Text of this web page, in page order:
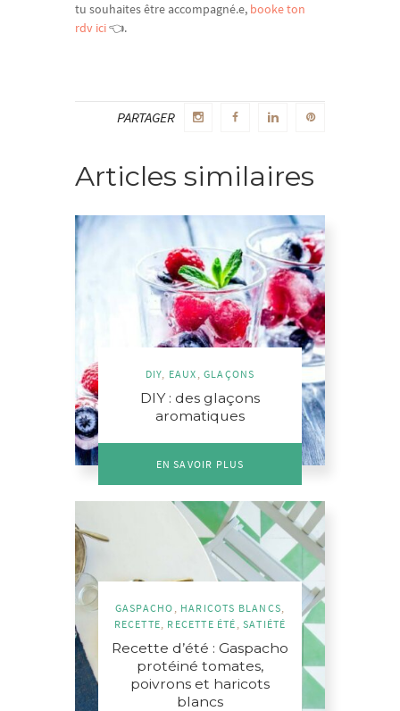
tu souhaites être accompagné.e, booke ton
rdv ici👈.
PARTAGER
Articles similaires
DIY EAUX GLAÇONS
DIY : des glaçons
aromatiques
EN SAVOIR PLUS
GASPACHO HARICOTS BLANCS
RECETTE RECETTE ÉTÉ SATIÉTÉ
Recette d’été : Gaspacho
protéiné tomates,
poivrons et haricots
blancs